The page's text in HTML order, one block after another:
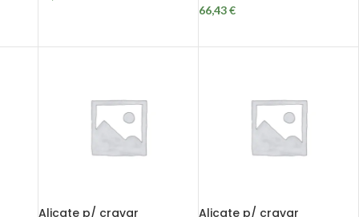
66,43€
Alicate p/ cravar
Alicate p/ cravar